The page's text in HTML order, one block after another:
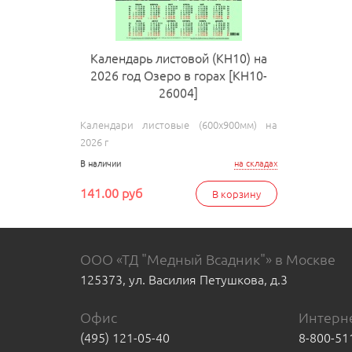
Календарь листовой (КН10) на
2026 год Озеро в горах [КН10-
26004]
Календари листовые (600х900мм) на
2026 г
на складах
В наличии
В корзину
141.00 руб
ООО «ТД "Медный Всадник"» в Москве
125373, ул. Василия Петушкова, д.3
Офис
(495) 121-05-40
8-800-